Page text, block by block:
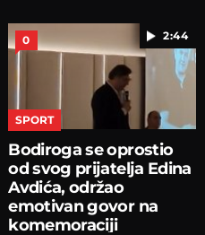
2:44
0
SPORT
Bodiroga se oprostio
od svog prijatelja Edina
Avdića, održao
emotivan govor na
komemoraciji